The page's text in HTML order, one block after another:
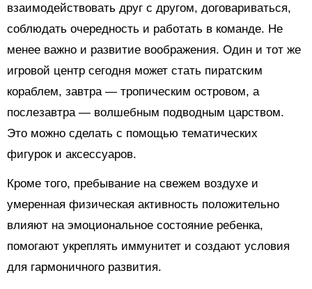
взаимодействовать друг с другом, договариваться,
соблюдать очередность и работать в команде. Не
менее важно и развитие воображения. Один и тот же
игровой центр сегодня может стать пиратским
кораблем, завтра — тропическим островом, а
послезавтра — волшебным подводным царством.
Это можно сделать с помощью тематических
фигурок и аксессуаров.
Кроме того, пребывание на свежем воздухе и
умеренная физическая активность положительно
влияют на эмоциональное состояние ребенка,
помогают укреплять иммунитет и создают условия
для гармоничного развития.